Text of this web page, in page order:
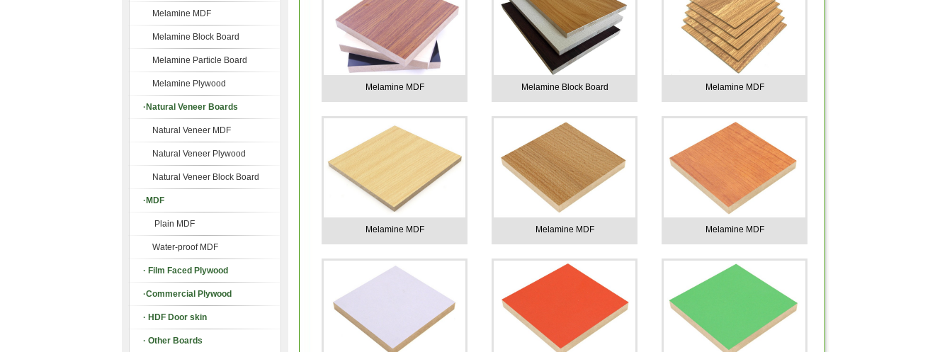
Melamine MDF
Melamine Block Board
Melamine Particle Board
Melamine Plywood
·Natural Veneer Boards
Natural Veneer MDF
Natural Veneer Plywood
Natural Veneer Block Board
·MDF
Plain MDF
Water-proof MDF
· Film Faced Plywood
·Commercial Plywood
· HDF Door skin
· Other Boards
Melamine MDF Melamine Block Board Melamine MDF
Melamine MDF Melamine MDF Melamine MDF